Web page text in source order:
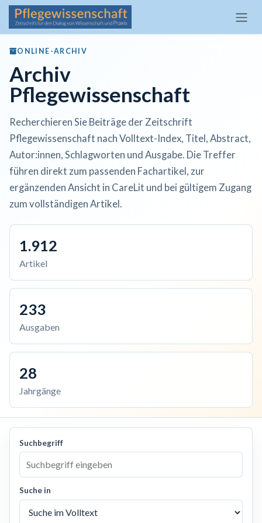
Zum Inhalt springen
ONLINE-ARCHIV
Archiv
Pflegewissenschaft
Recherchieren Sie Beiträge der Zeitschrift
Pflegewissenschaft nach Volltext-Index, Titel, Abstract,
Autor:innen, Schlagworten und Ausgabe. Die Treffer
führen direkt zum passenden Fachartikel, zur
ergänzenden Ansicht in CareLit und bei gültigem Zugang
zum vollständigen Artikel.
1.912
Artikel
233
Ausgaben
28
Jahrgänge
Suchbegriff
Suche in